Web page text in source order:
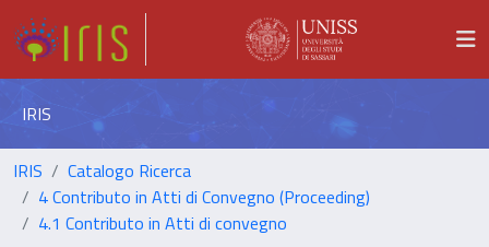
IRIS
IRIS
Catalogo Ricerca
4 Contributo in Atti di Convegno (Proceeding)
4.1 Contributo in Atti di convegno